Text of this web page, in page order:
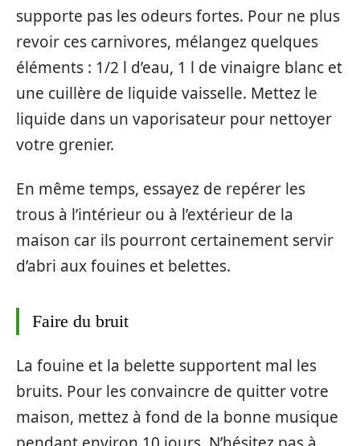
supporte pas les odeurs fortes. Pour ne plus
revoir ces carnivores, mélangez quelques
éléments : 1/2 l d’eau, 1 l de vinaigre blanc et
une cuillère de liquide vaisselle. Mettez le
liquide dans un vaporisateur pour nettoyer
votre grenier.
En même temps, essayez de repérer les
trous à l’intérieur ou à l’extérieur de la
maison car ils pourront certainement servir
d’abri aux fouines et belettes.
Faire du bruit
La fouine et la belette supportent mal les
bruits. Pour les convaincre de quitter votre
maison, mettez à fond de la bonne musique